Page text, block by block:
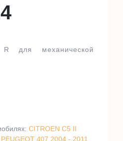
для механической
CITROEN C5 II
PEUGEOT 407 2004 - 2011